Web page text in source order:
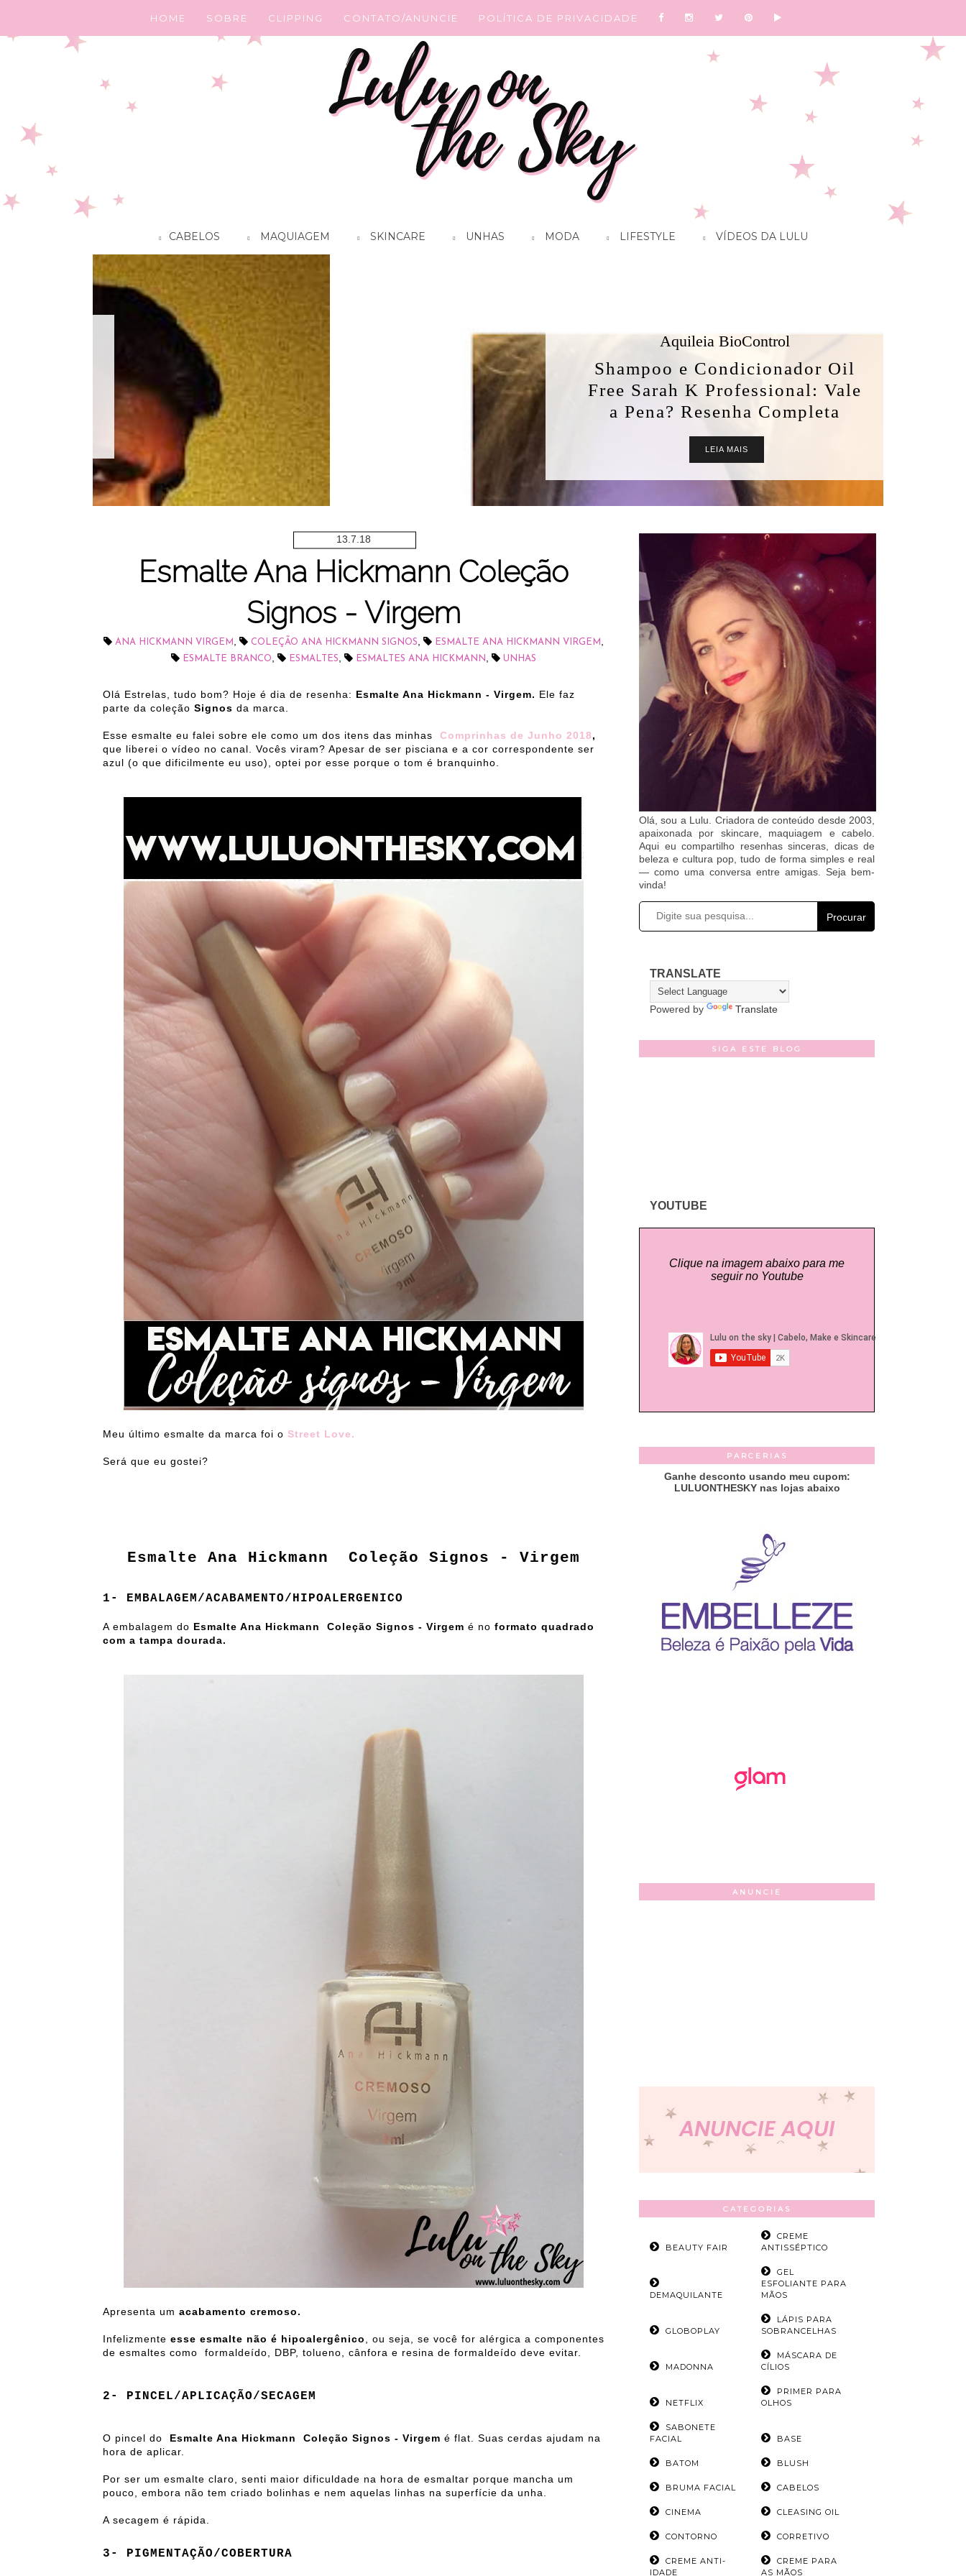
HOME SOBRE CLIPPING CONTATO/ANUNCIE POLÍTICA DE PRIVACIDADE
CABELOS MAQUIAGEM SKINCARE UNHAS MODA LIFESTYLE VÍDEOS DA LULU
Aquileia BioControl
Shampoo e Condicionador Oil
Free Sarah K Professional: Vale
a Pena? Resenha Completa
LEIA MAIS
13.7.18
Esmalte Ana Hickmann Coleção
Signos - Virgem
ANA HICKMANN VIRGEM COLEÇÃO ANA HICKMANN SIGNOS ESMALTE ANA HICKMANN VIRGEM
ESMALTE BRANCO ESMALTES ESMALTES ANA HICKMANN UNHAS
Olá Estrelas, tudo bom? Hoje é dia de resenha: Esmalte Ana Hickmann - Virgem. Ele faz
parte da coleção Signos da marca.
Esse esmalte eu falei sobre ele como um dos itens das minhas Comprinhas de Junho 2018,
que liberei o vídeo no canal. Vocês viram? Apesar de ser pisciana e a cor correspondente ser
azul (o que dificilmente eu uso), optei por esse porque o tom é branquinho.
Meu último esmalte da marca foi o Street Love.
Será que eu gostei?
Esmalte Ana Hickmann Coleção Signos - Virgem
1- EMBALAGEM/ACABAMENTO/HIPOALERGENICO
A embalagem do Esmalte Ana Hickmann Coleção Signos - Virgem é no formato quadrado
com a tampa dourada.
Apresenta um acabamento cremoso.
Infelizmente esse esmalte não é hipoalergênico
, ou seja, se você for alérgica a componentes
de esmaltes como
formaldeído, DBP, tolueno, cânfora e resina de formaldeído deve evitar.
2- PINCEL/APLICAÇÃO/SECAGEM
O pincel do Esmalte Ana Hickmann Coleção Signos - Virgem é flat. Suas cerdas ajudam na
hora de aplicar.
Por ser um esmalte claro, senti maior dificuldade na hora de esmaltar porque mancha um
pouco, embora não tem criado bolinhas e nem aquelas linhas na superfície da unha.
A secagem é rápida.
3- PIGMENTAÇÃO/COBERTURA
Olá, sou a Lulu. Criadora de conteúdo desde 2003,
apaixonada por skincare, maquiagem e cabelo.
Aqui eu compartilho resenhas sinceras, dicas de
beleza e cultura pop, tudo de forma simples e real
— como uma conversa entre amigas. Seja bem-
vinda!
Procurar
TRANSLATE
Powered by Translate
SIGA ESTE BLOG
YOUTUBE
Clique na imagem abaixo para me
seguir no Youtube
PARCERIAS
Ganhe desconto usando meu cupom:
LULUONTHESKY nas lojas abaixo
ANUNCIE
CATEGORIAS
BEAUTY FAIR
CREME
ANTISSÉPTICO
DEMAQUILANTE
GEL
ESFOLIANTE PARA
MÃOS
GLOBOPLAY
LÁPIS PARA
SOBRANCELHAS
MADONNA
MÁSCARA DE
CÍLIOS
NETFLIX
PRIMER PARA
OLHOS
SABONETE
FACIAL
BASE
BATOM BLUSH
BRUMA FACIAL CABELOS
CINEMA CLEASING OIL
CONTORNO CORRETIVO
CREME ANTI-
IDADE
CREME PARA
AS MÃOS